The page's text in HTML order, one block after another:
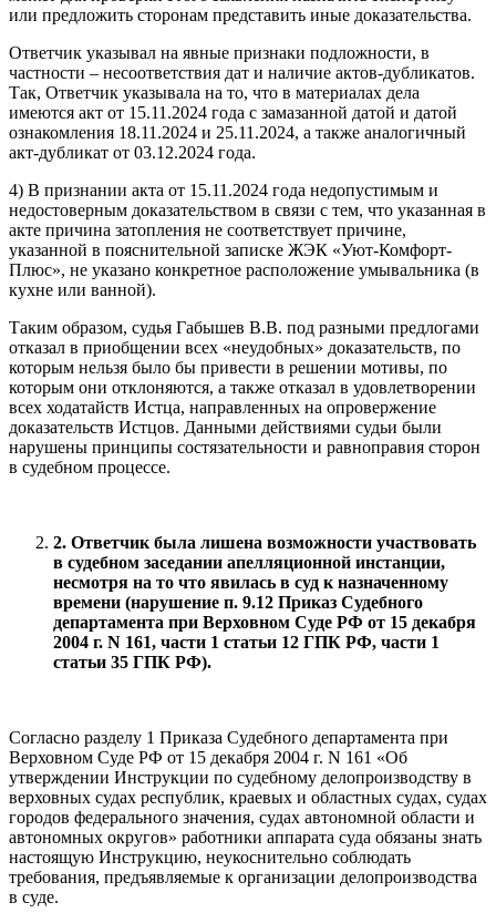
или предложить сторонам представить иные доказательства.
Ответчик указывал на явные признаки подложности, в
частности – несоответствия дат и наличие актов-дубликатов.
Так, Ответчик указывала на то, что в материалах дела
имеются акт от 15.11.2024 года с замазанной датой и датой
ознакомления 18.11.2024 и 25.11.2024, а также аналогичный
акт-дубликат от 03.12.2024 года.
4) В признании акта от 15.11.2024 года недопустимым и
недостоверным доказательством в связи с тем, что указанная в
акте причина затопления не соответствует причине,
указанной в пояснительной записке ЖЭК «Уют-Комфорт-
Плюс», не указано конкретное расположение умывальника (в
кухне или ванной).
Таким образом, судья Габышев В.В. под разными предлогами
отказал в приобщении всех «неудобных» доказательств, по
которым нельзя было бы привести в решении мотивы, по
которым они отклоняются, а также отказал в удовлетворении
всех ходатайств Истца, направленных на опровержение
доказательств Истцов. Данными действиями судьи были
нарушены принципы состязательности и равноправия сторон
в судебном процессе.
2. Ответчик была лишена возможности участвовать
в судебном заседании апелляционной инстанции,
несмотря на то что явилась в суд к назначенному
времени (нарушение п. 9.12 Приказ Судебного
департамента при Верховном Суде РФ от 15 декабря
2004 г. N 161, части 1 статьи 12 ГПК РФ, части 1
статьи 35 ГПК РФ).
Согласно разделу 1 Приказа Судебного департамента при
Верховном Суде РФ от 15 декабря 2004 г. N 161 «Об
утверждении Инструкции по судебному делопроизводству в
верховных судах республик, краевых и областных судах, судах
городов федерального значения, судах автономной области и
автономных округов» работники аппарата суда обязаны знать
настоящую Инструкцию, неукоснительно соблюдать
требования, предъявляемые к организации делопроизводства
в суде.